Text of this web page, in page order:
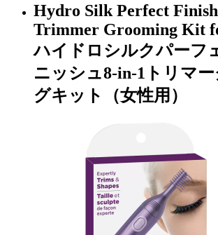
Hydro Silk Perfect
Trimmer Grooming Kit
ハイドロシルクパーフ
ニッシュ8-in-1トリマ
グキット（女性用）